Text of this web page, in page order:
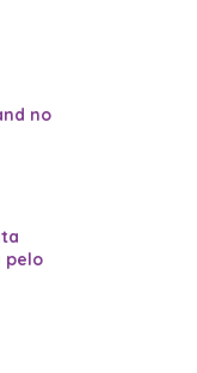
no
pelo